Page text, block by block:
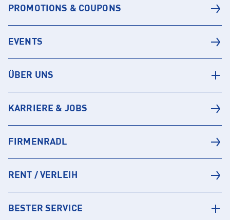
PROMOTIONS & COUPONS
EVENTS
ÜBER UNS
KARRIERE & JOBS
FIRMENRADL
RENT / VERLEIH
BESTER SERVICE